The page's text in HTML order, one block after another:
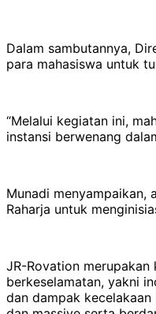
Dalam sambutannya,
para mahasiswa untuk
“Melalui kegiatan ini,
instansi berwenang
Munadi menyampaikan,
Raharja untuk
JR-Rovation
berkeselamatan, yakni
dan dampak